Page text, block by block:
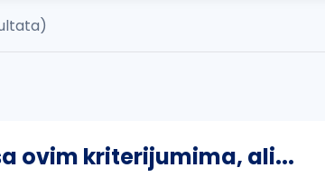
ovim kriterijumima, ali...